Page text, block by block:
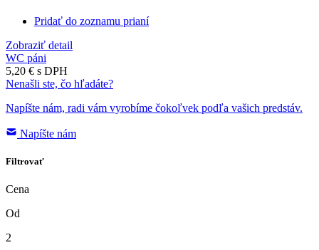
Pridať do zoznamu prianí
Zobraziť detail
WC páni
5,20 € s DPH
Nenašli ste, čo hľadáte?
Napíšte nám, radi vám vyrobíme čokoľvek podľa vašich predstáv.
Napíšte nám
Filtrovať
Cena
Od
2